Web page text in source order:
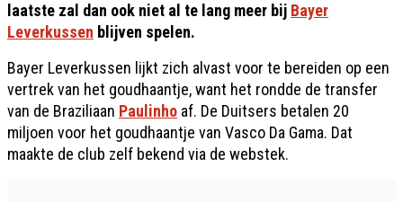
laatste zal dan ook niet al te lang meer bij Bayer
Leverkussen blijven spelen.
Bayer Leverkussen lijkt zich alvast voor te bereiden op een
vertrek van het goudhaantje, want het rondde de transfer
van de Braziliaan Paulinho af. De Duitsers betalen 20
miljoen voor het goudhaantje van Vasco Da Gama. Dat
maakte de club zelf bekend via de webstek.